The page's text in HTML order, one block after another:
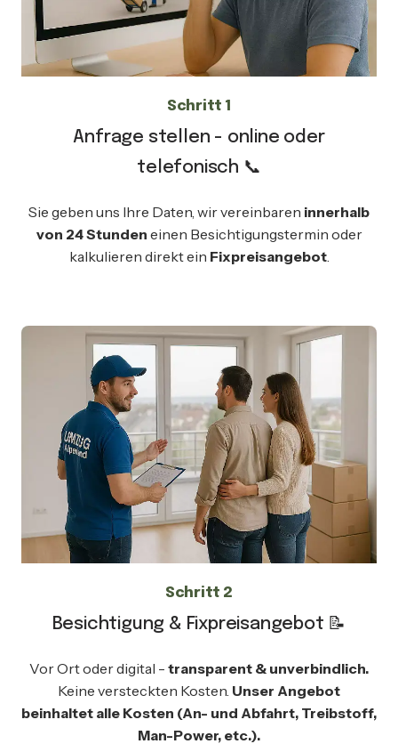
Schritt 1
Anfrage stellen - online oder
telefonisch 📞
Sie geben uns Ihre Daten, wir vereinbaren innerhalb
von 24 Stunden einen Besichtigungstermin oder
kalkulieren direkt ein Fixpreisangebot.
Schritt 2
Besichtigung & Fixpreisangebot 📝
Vor Ort oder digital - transparent & unverbindlich.
Keine versteckten Kosten. Unser Angebot
beinhaltet alle Kosten (An- und Abfahrt, Treibstoff,
Man-Power, etc.).